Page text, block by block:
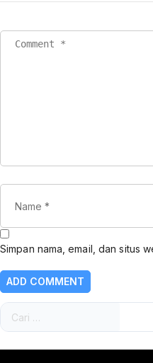
Simpan nama, email, dan situs
Cari
untuk: